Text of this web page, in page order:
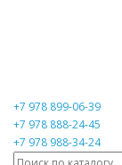
+7 978 899-06-39
+7 978 888-24-45
+7 978 988-34-24